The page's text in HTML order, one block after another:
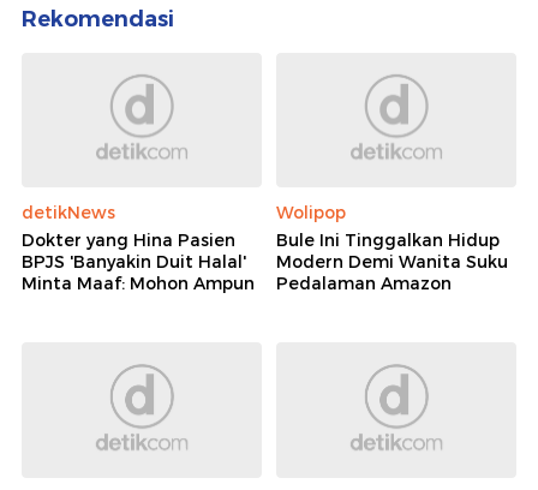
Rekomendasi
detikNews
Dokter yang Hina Pasien
BPJS 'Banyakin Duit Halal'
Minta Maaf: Mohon Ampun
Wolipop
Bule Ini Tinggalkan Hidup
Modern Demi Wanita Suku
Pedalaman Amazon